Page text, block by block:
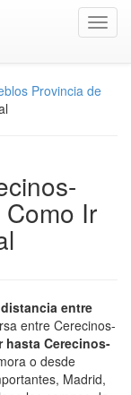
Provincia de
Ir
distancia entre
entre Cerecinos-
hasta Cerecinos-
o desde
Madrid,